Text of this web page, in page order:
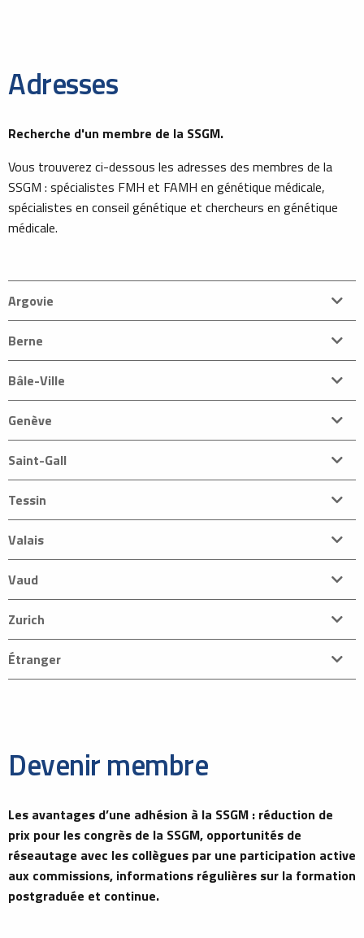
Adresses
Recherche d'un membre de la SSGM.
Vous trouverez ci-dessous les adresses des membres de la
SSGM : spécialistes FMH et FAMH en génétique médicale,
spécialistes en conseil génétique et chercheurs en génétique
médicale.
Argovie
Berne
Bâle-Ville
Genève
Saint-Gall
Tessin
Valais
Vaud
Zurich
Étranger
Devenir membre
Les avantages d’une adhésion à la SSGM : réduction de
prix pour les congrès de la SSGM, opportunités de
réseautage avec les collègues par une participation active
aux commissions, informations régulières sur la formation
postgraduée et continue.